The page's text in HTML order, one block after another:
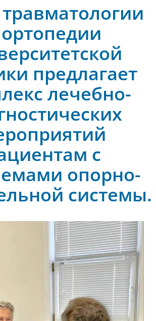
предлагает
лечебно-
с
опорно-
системы.